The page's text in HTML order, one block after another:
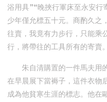
浴用具”“晚挾行軍床至永安
少年僅允標五十元。商酌久之
往賣，我竟有力步行，只能乘
行，將帶往的工具所有的寄賣
朱自清購置的一件馬夫用
在早晨展下當褥子，這件衣物
成為他貧寒生涯的標志。他在